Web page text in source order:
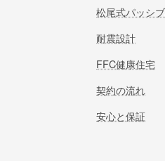
松尾式パッシ
耐震設計
FFC健康住宅
契約の流れ
安心と保証